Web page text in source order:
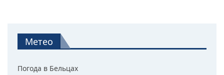
Метео
Погода в Бельцах